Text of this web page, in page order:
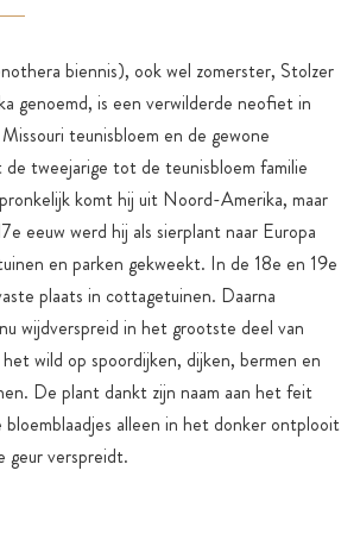
biennis), ook wel zomerster, Stolzer
genoemd, is een verwilderde neofiet in
teunisbloem en de gewone
tweejarige tot de teunisbloem familie
komt hij uit Noord-Amerika, maar
eeuw werd hij als sierplant naar Europa
en parken gekweekt. In de 18e en 19e
plaats in cottagetuinen. Daarna
wijdverspreid in het grootste deel van
wild op spoordijken, dijken, bermen en
De plant dankt zijn naam aan het feit
bloemblaadjes alleen in het donker ontplooit
geur verspreidt.